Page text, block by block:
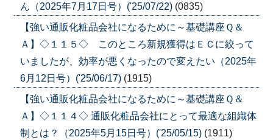
ん（2025年7月17日号）('25/07/22) (0835)
【強い通販化粧品会社になるために～基礎講座Ｑ＆
Ａ】◇１１５◇ このところ新規獲得はＥＣに絞って
いましたが、効率が悪くなったので変えたい（2025年
6月12日号）('25/06/17) (1915)
【強い通販化粧品会社になるために～基礎講座Ｑ＆
Ａ】◇１１４◇ 通販化粧品会社にとって最適な組織体
制とは？（2025年5月15日号）('25/05/15) (1911)